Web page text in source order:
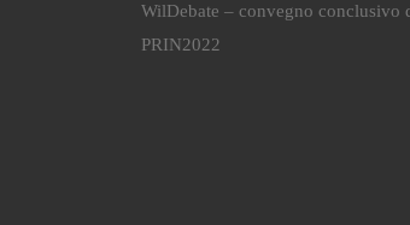
WilDebate – convegno conclusivo
PRIN2022